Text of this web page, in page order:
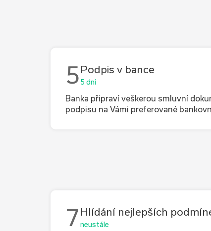
5 Podpis v bance
5 dní
Banka připraví veškerou smluvní
podpisu na Vámi preferované
7 Hlídání nejlepších
neustále